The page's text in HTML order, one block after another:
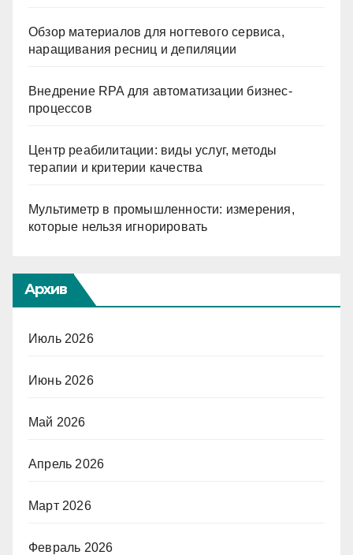
Обзор материалов для ногтевого сервиса,
наращивания ресниц и депиляции
Внедрение RPA для автоматизации бизнес-
процессов
Центр реабилитации: виды услуг, методы
терапии и критерии качества
Мультиметр в промышленности: измерения,
которые нельзя игнорировать
Архив
Июль 2026
Июнь 2026
Май 2026
Апрель 2026
Март 2026
Февраль 2026